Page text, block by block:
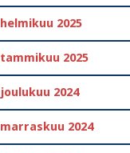
helmikuu 2025
tammikuu 2025
joulukuu 2024
marraskuu 2024